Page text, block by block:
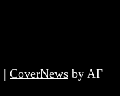
| CoverNews by AF